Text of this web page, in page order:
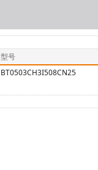
型号
BT0503CH3I508CN25